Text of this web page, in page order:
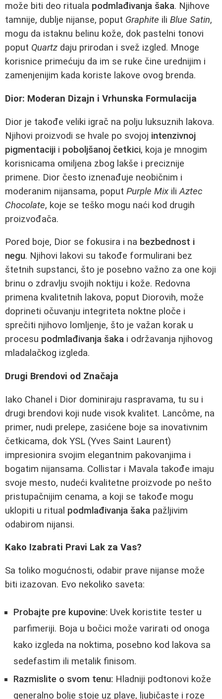
može biti deo rituala podmlađivanja šaka. Njihove
tamnije, dublje nijanse, poput Graphite ili Blue Satin,
mogu da istaknu belinu kože, dok pastelni tonovi
poput Quartz daju prirodan i svež izgled. Mnoge
korisnice primećuju da im se ruke čine urednijim i
zamenjenijim kada koriste lakove ovog brenda.
Dior: Moderan Dizajn i Vrhunska Formulacija
Dior je takođe veliki igrač na polju luksuznih lakova.
Njihovi proizvodi se hvale po svojoj intenzivnoj
pigmentaciji i poboljšanoj četkici, koja je mnogim
korisnicama omiljena zbog lakše i preciznije
primene. Dior često iznenađuje neobičnim i
moderanim nijansama, poput Purple Mix iliAztec
Chocolate, koje se teško mogu naći kod drugih
proizvođača.
Pored boje, Dior se fokusira i na bezbednost i
negu. Njihovi lakovi su takođe formulirani bez
štetnih supstanci, što je posebno važno za one koji
brinu o zdravlju svojih noktiju i kože. Redovna
primena kvalitetnih lakova, poput Diorovih, može
doprineti očuvanju integriteta noktne ploče i
sprečiti njihovo lomljenje, što je važan korak u
procesu podmlađivanja šaka i održavanja njihovog
mladalačkog izgleda.
Drugi Brendovi od Značaja
Iako Chanel i Dior dominiraju raspravama, tu su i
drugi brendovi koji nude visok kvalitet. Lancôme, na
primer, nudi prelepe, zasićene boje sa inovativnim
četkicama, dok YSL (Yves Saint Laurent)
impresionira svojim elegantnim pakovanjima i
bogatim nijansama. Collistar i Mavala takođe imaju
svoje mesto, nudeći kvalitetne proizvode po nešto
pristupačnijim cenama, a koji se takođe mogu
uklopiti u ritual podmlađivanja šaka pažljivim
odabirom nijansi.
Kako Izabrati Pravi Lak za Vas?
Sa toliko mogućnosti, odabir prave nijanse može
biti izazovan. Evo nekoliko saveta:
Probajte pre kupovine: Uvek koristite tester u
parfimeriji. Boja u bočici može varirati od onoga
kako izgleda na noktima, posebno kod lakova sa
sedefastim ili metalik finisom.
Razmislite o svom tenu: Hladniji podtonovi kože
generalno bolje stoje uz plave, ljubičaste i roze